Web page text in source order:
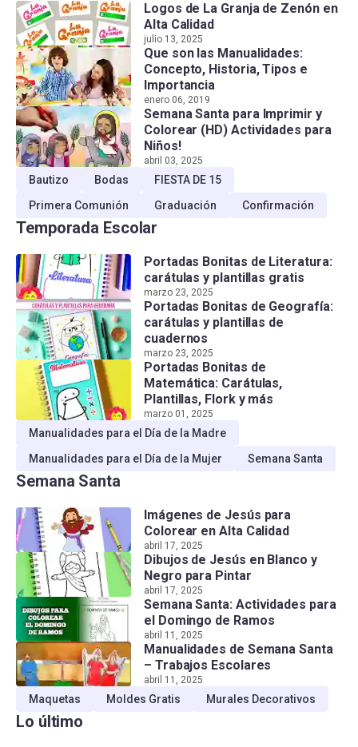
Logos de La Granja de Zenón en
Alta Calidad
julio 13, 2025
Que son las Manualidades:
Concepto, Historia, Tipos e
Importancia
enero 06, 2019
Semana Santa para Imprimir y
Colorear (HD) Actividades para
Niños!
abril 03, 2025
Bautizo Bodas
FIESTA DE 15
Primera Comunión
Graduación Confirmación
Temporada Escolar
Portadas Bonitas de Literatura:
carátulas y plantillas gratis
marzo 23, 2025
Portadas Bonitas de Geografía:
carátulas y plantillas de
cuadernos
marzo 23, 2025
Portadas Bonitas de
Matemática: Carátulas,
Plantillas, Flork y más
marzo 01, 2025
Manualidades para el Día de la Madre
Manualidades para el Día de la Mujer
Semana Santa
Semana Santa
Imágenes de Jesús para
Colorear en Alta Calidad
abril 17, 2025
Dibujos de Jesús en Blanco y
Negro para Pintar
abril 17, 2025
Semana Santa: Actividades para
el Domingo de Ramos
abril 11, 2025
Manualidades de Semana Santa
– Trabajos Escolares
abril 11, 2025
Maquetas Moldes Gratis Murales Decorativos
Lo último